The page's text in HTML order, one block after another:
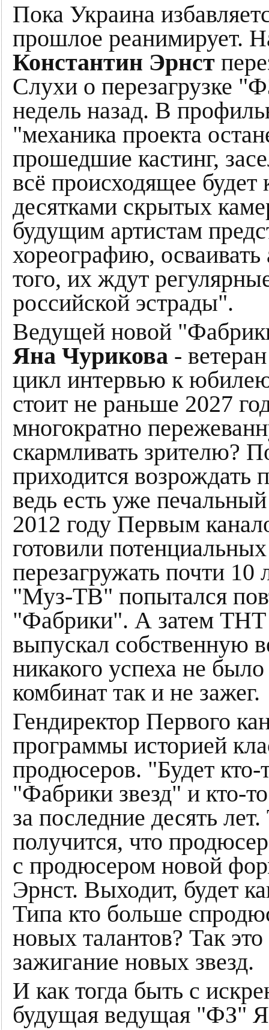
Пока Украина
прошлое реанимирует.
Константин Эрнст
Слухи о перезагрузке
недель назад. В
"механика проекта
прошедшие кастинг,
всё происходящее будет
десятками скрытых
будущим артистам
хореографию,
того, их ждут
российской эстрады".
Ведущей новой
Яна Чурикова -
цикл интервью к
стоит не раньше 2027
многократно
скармливать зрителю?
приходится
ведь есть уже
2012 году Первым
готовили
перезагружать почти 10
"Муз-ТВ" попытался
"Фабрики". А затем ТНТ
выпускал собственную
никакого успеха не
комбинат так и не зажег.
Гендиректор Первого
программы историей
продюсеров. "Будет
"Фабрики звезд" и кто-
за последние десять
получится, что
с продюсером новой
Эрнст. Выходит, будет
Типа кто больше
новых талантов? Так
зажигание новых звезд.
И как тогда быть с
будущая ведущая "ФЗ"